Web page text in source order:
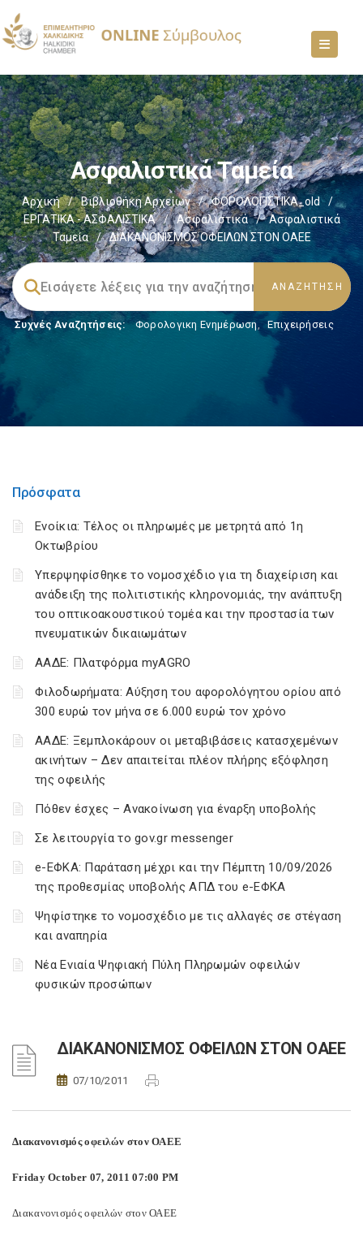
Ασφαλιστικά Ταμεία
Αρχική / Βιβλιοθήκη Αρχείων / ΦΟΡΟΛΟΓΙΣΤΙΚΑ_old
/
ΕΡΓΑΤΙΚΑ - ΑΣΦΑΛΙΣΤΙΚΑ
/ Ασφαλιστικά /
Ασφαλιστικά
Ταμεία
/ ΔΙΑΚΑΝΟΝΙΣΜΟΣ ΟΦΕΙΛΩΝ ΣΤΟΝ ΟΑΕΕ
Συχνές Αναζητήσεις: Φορολογικη Ενημέρωση, Επιχειρήσεις
Πρόσφατα
Ενοίκια: Τέλος οι πληρωμές με μετρητά από 1η
Οκτωβρίου
Υπερψηφίσθηκε το νομοσχέδιο για τη διαχείριση και
ανάδειξη της πολιτιστικής κληρονομιάς, την ανάπτυξη
του οπτικοακουστικού τομέα και την προστασία των
πνευματικών δικαιωμάτων
ΑΑΔΕ: Πλατφόρμα myAGRO
Φιλοδωρήματα: Αύξηση του αφορολόγητου ορίου από
300 ευρώ τον μήνα σε 6.000 ευρώ τον χρόνο
ΑΑΔΕ: Ξεμπλοκάρουν οι μεταβιβάσεις κατασχεμένων
ακινήτων – Δεν απαιτείται πλέον πλήρης εξόφληση
της οφειλής
Πόθεν έσχες – Ανακοίνωση για έναρξη υποβολής
Σε λειτουργία το gov.gr messenger
e-ΕΦΚΑ: Παράταση μέχρι και την Πέμπτη 10/09/2026
της προθεσμίας υποβολής ΑΠΔ του e-ΕΦΚΑ
Ψηφίστηκε το νομοσχέδιο με τις αλλαγές σε στέγαση
και αναπηρία
Νέα Ενιαία Ψηφιακή Πύλη Πληρωμών οφειλών
φυσικών προσώπων
ΔΙΑΚΑΝΟΝΙΣΜΟΣ ΟΦΕΙΛΩΝ ΣΤΟΝ ΟΑΕΕ
07/10/2011
Διακανονισμός οφειλών στον ΟΑΕΕ
Friday October 07, 2011 07:00 PM
Διακανονισμός οφειλών στον ΟΑΕΕ